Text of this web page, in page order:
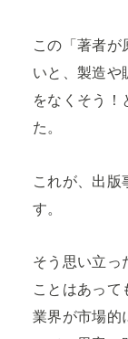
この「著者が
いと、製造や
をなくそう！
た。
これが、出版
す。
そう思い立っ
ことはあって
業界が市場的